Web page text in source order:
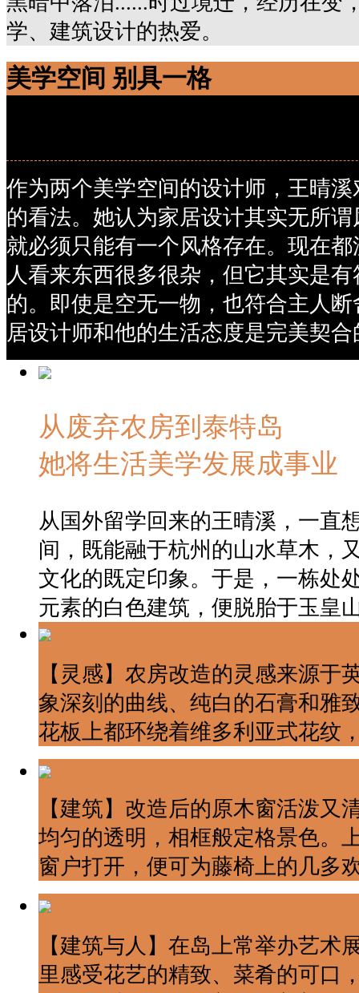
学、建筑设计的热爱。
美学空间 别具一格
作为两个美学空间的设计师，王晴
的看法。她认为家居设计其实无所
就必须只能有一个风格存在。现在
人看来东西很多很杂，但它其实是
的。即使是空无一物，也符合主人
居设计师和他的生活态度是完美契合
从废弃农房到泰特岛
她将生活美学发展成事业
从国外留学回来的王晴溪，一直
间，既能融于杭州的山水草木，
文化的既定印象。于是，一栋处
元素的白色建筑，便脱胎于玉皇
【灵感】农房改造的灵感来源于
象深刻的曲线、纯白的石膏和雅
花板上都环绕着维多利亚式花纹
【建筑】改造后的原木窗活泼又
均匀的透明，相框般定格景色。
窗户打开，便可为藤椅上的几多
【建筑与人】在岛上常举办艺术
里感受花艺的精致、菜肴的可口